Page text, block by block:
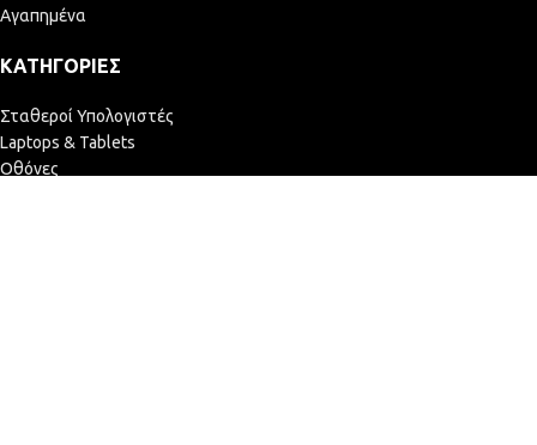
Αγαπημένα
ΚΑΤΗΓΟΡΊΕΣ
Σταθεροί Υπολογιστές
Laptops & Tablets
Οθόνες